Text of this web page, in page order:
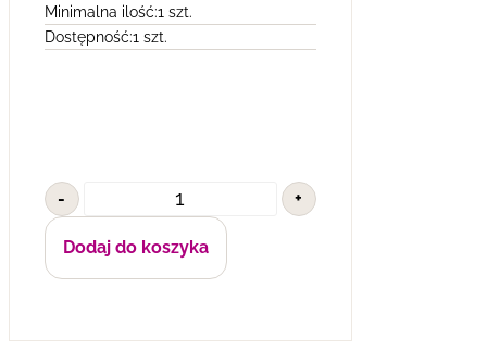
Minimalna ilość:1 szt.
Dostępność:1 szt.
- +
Dodaj do koszyka